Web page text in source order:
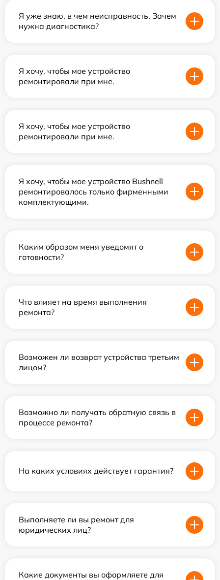
Я уже знаю, в чем неисправность. Зачем
нужна диагностика?
Я хочу, чтобы мое устройство
ремонтировали при мне.
Я хочу, чтобы мое устройство
ремонтировали при мне.
Я хочу, чтобы мое устройство Bushnell
ремонтировалось только фирменными
комплектующими.
Каким образом меня уведомят о
готовности?
Что влияет на время выполнения
ремонта?
Возможен ли возврат устройства третьим
лицом?
Возможно ли получать обратную связь в
процессе ремонта?
На каких условиях действует гарантия?
Выполняете ли вы ремонт для
юридических лиц?
Какие документы вы оформляете для